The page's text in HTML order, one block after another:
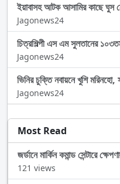
ইয়াবাসহ আটক আসামির কাছে
Jagonews24
চিত্রশিল্পী এস এম সুলতানের
Jagonews24
ভিনির চুক্তি নবায়নে খুশি মরিনহো,
Jagonews24
Most Read
জর্ডানে মার্কিন কমান্ড সেন্টারে
121 views